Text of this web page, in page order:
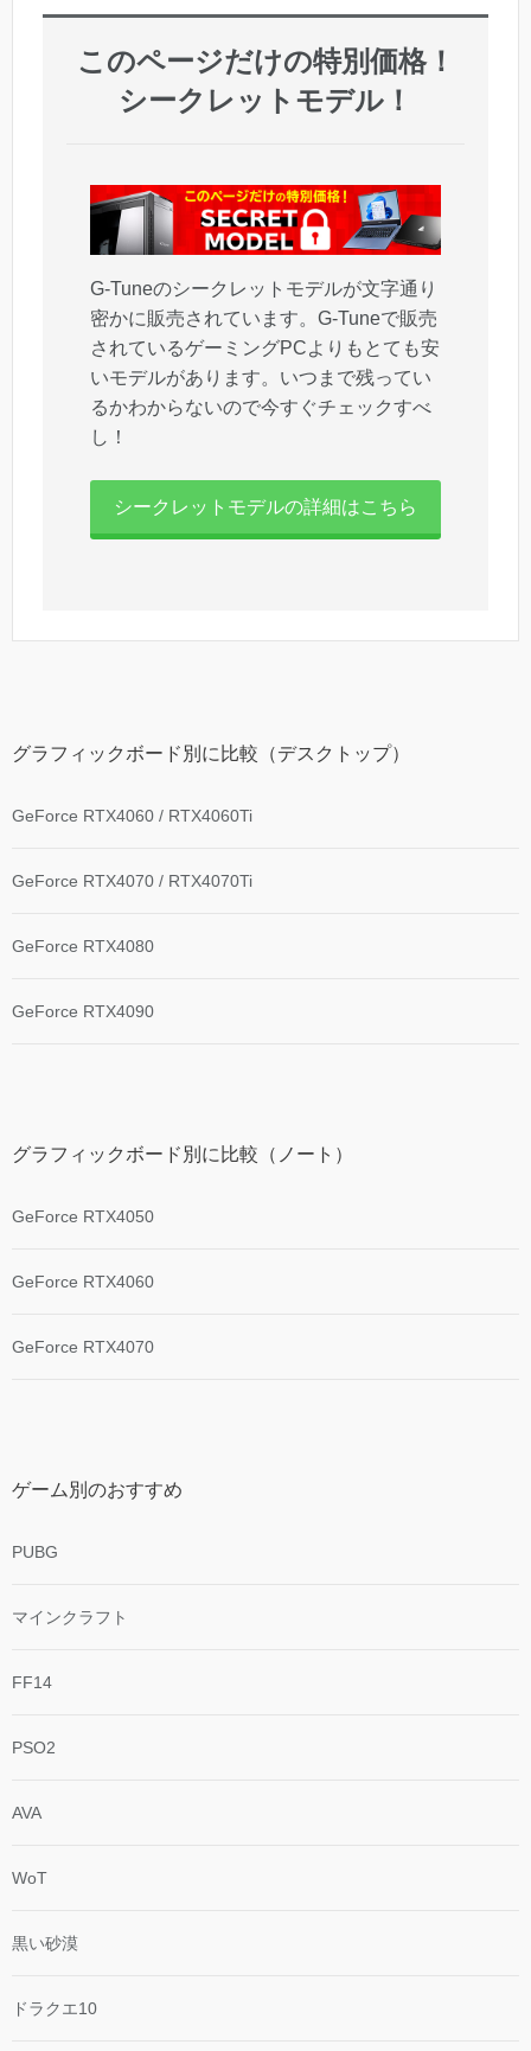
このページだけの特別価格！
シークレットモデル！
G-Tuneのシークレットモデルが文字通り
密かに販売されています。G-Tuneで販売
されているゲーミングPCよりもとても安
いモデルがあります。いつまで残ってい
るかわからないので今すぐチェックすべ
し！
シークレットモデルの詳細はこちら
グラフィックボード別に比較（デスクトップ）
GeForce RTX4060 / RTX4060Ti
GeForce RTX4070 / RTX4070Ti
GeForce RTX4080
GeForce RTX4090
グラフィックボード別に比較（ノート）
GeForce RTX4050
GeForce RTX4060
GeForce RTX4070
ゲーム別のおすすめ
PUBG
マインクラフト
FF14
PSO2
AVA
WoT
黒い砂漠
ドラクエ10